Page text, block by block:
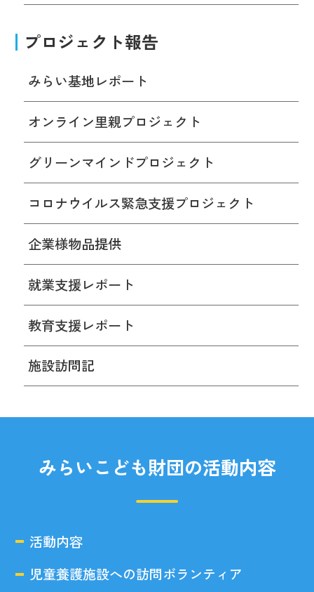
プロジェクト報告
みらい基地レポート
オンライン里親プロジェクト
グリーンマインドプロジェクト
コロナウイルス緊急支援プロジェクト
企業様物品提供
就業支援レポート
教育支援レポート
施設訪問記
みらいこども財団の活動内容
活動内容
児童養護施設への訪問ボランティア